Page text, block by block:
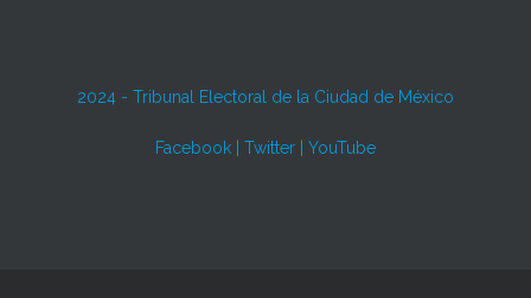
2024 - Tribunal Electoral de la Ciudad de México
Facebook Twitter YouTube